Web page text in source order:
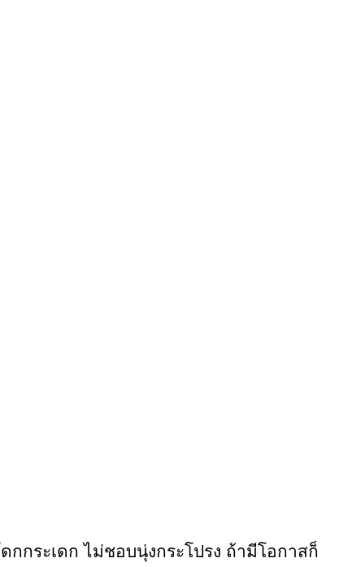
กกระเดก ไม่ชอบนุ่งกระโปรง ถ้ามีโอกาสก็